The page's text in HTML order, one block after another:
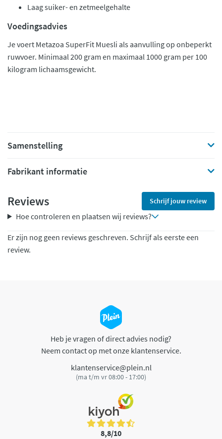
Laag suiker- en zetmeelgehalte
Voedingsadvies
Je voert Metazoa SuperFit Muesli als aanvulling op onbeperkt
ruwvoer. Minimaal 200 gram en maximaal 1000 gram per 100
kilogram lichaamsgewicht.
Samenstelling
Fabrikant informatie
Reviews Schrijf jouw review
Hoe controleren en plaatsen wij reviews?
Er zijn nog geen reviews geschreven. Schrijf als eerste een
review.
Heb je vragen of direct advies nodig?
Neem contact op met onze klantenservice.
klantenservice@plein.nl
(ma t/m vr 08:00 - 17:00)
8,8/10